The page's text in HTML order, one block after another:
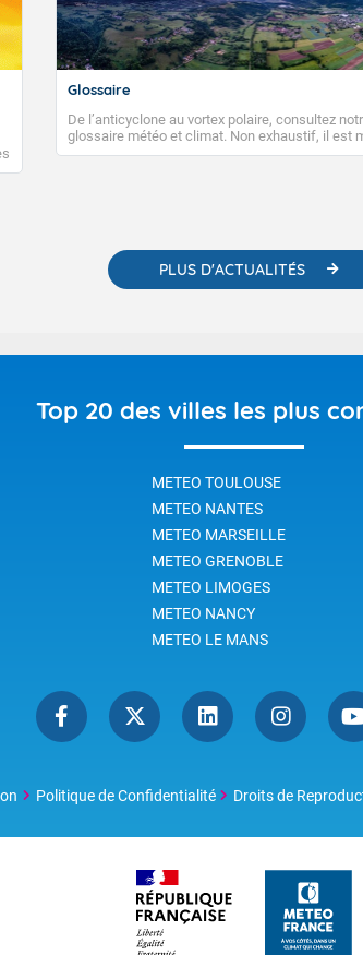
Glossaire
De l’anticyclone au vortex polaire, consultez
glossaire météo et climat. Non exhaustif, il est
régulièrement, au fil de nos publications. Vous y
PLUS D'ACTUALITÉS
Top 20 des villes les plus
METEO TOULOUSE
METEO NANTES
METEO MARSEILLE
METEO GRENOBLE
METEO LIMOGES
METEO NANCY
METEO LE MANS
Politique de Confidentialité Droits de